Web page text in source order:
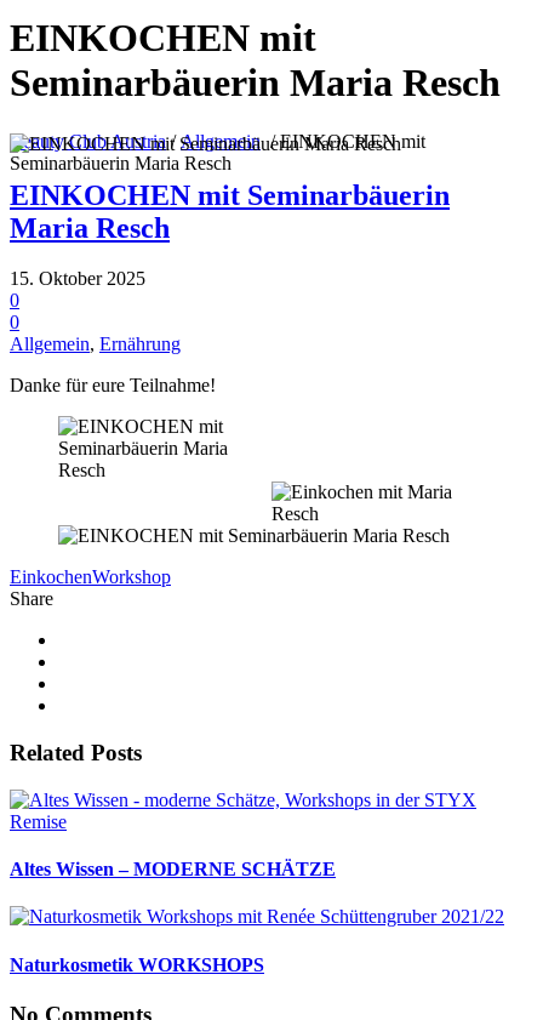
EINKOCHEN mit
Seminarbäuerin Maria Resch
Beauty Club Austria/Allgemein /EINKOCHEN mit
Seminarbäuerin Maria Resch
EINKOCHEN mit Seminarbäuerin
Maria Resch
15. Oktober 2025
0
0
Allgemein, Ernährung
Danke für eure Teilnahme!
EinkochenWorkshop
Share
Related Posts
Altes Wissen – MODERNE SCHÄTZE
Naturkosmetik WORKSHOPS
No Comments